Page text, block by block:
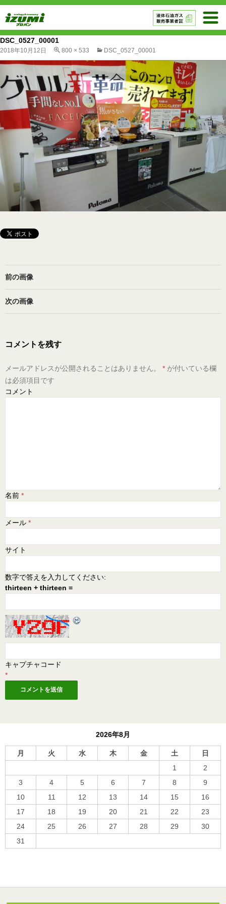
DSC_0527_00001
2018年10月12日 800 × 533 DSC_0527_00001
前の画像
次の画像
コメントを残す
メールアドレスが公開されることはありません。 * が付いている欄
は必須項目です
コメント
名前 *
メール *
サイト
数字で答えを入力してください:
thirteen + thirteen =
キャプチャコード
*
2026年8月
月 火 水 木 金 土
日
1
2
3
4 5 6 7 8
9
10
11 12 13 14 15
16
17
18 19 20 21 22
23
24
25 26 27 28 29
30
31